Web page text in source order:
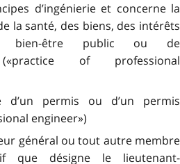
d’ingénierie et concerne la
la santé, des biens, des intérêts
bien-être public ou de
(«practice of professional
d’un permis ou d’un permis
engineer»)
général ou tout autre membre
que désigne le lieutenant-